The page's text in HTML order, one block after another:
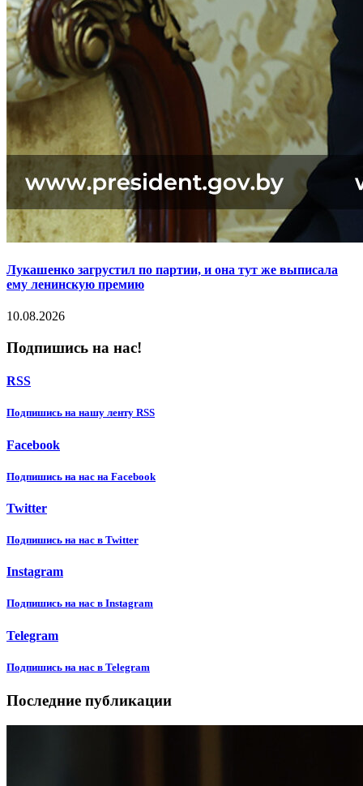
Лукашенко загрустил по партии, и она тут же выписала
ему ленинскую премию
10.08.2026
Подпишись на нас!
RSS
Подпишиcь на нашу ленту RSS
Facebook
Подпишиcь на нас на Facebook
Twitter
Подпишиcь на нас в Twitter
Instagram
Подпишиcь на нас в Instagram
Telegram
Подпишиcь на нас в Telegram
Последние публикации